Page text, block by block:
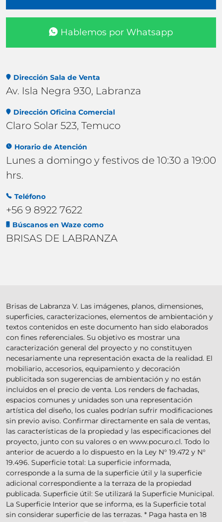
Dirección Sala de Venta
Av. Isla Negra 930, Labranza
Dirección Oficina Comercial
Claro Solar 523, Temuco
Horario de Atención
Lunes a domingo y festivos de 10:30 a 19:00
hrs.
Teléfono
+56 9 8922 7622
Búscanos en Waze como
BRISAS DE LABRANZA
Hablemos por Whatsapp
Brisas de Labranza V. Las imágenes, planos, dimensiones,
superficies, caracterizaciones, elementos de ambientación y
textos contenidos en este documento han sido elaborados
con fines referenciales. Su objetivo es mostrar una
caracterización general del proyecto y no constituyen
necesariamente una representación exacta de la realidad. El
mobiliario, accesorios, equipamiento y decoración
publicitada son sugerencias de ambientación y no están
incluidos en el precio de venta. Los renders de fachadas,
espacios comunes y unidades son una representación
artística del diseño, los cuales podrían sufrir modificaciones
sin previo aviso. Confirmar directamente en sala de ventas,
las características de la propiedad y las especificaciones del
proyecto, junto con su valores o en www.pocuro.cl. Todo lo
anterior de acuerdo a lo dispuesto en la Ley N° 19.472 y N°
19.496. Superficie total: La superficie informada,
corresponde a la suma de la superficie útil y la superficie
adicional correspondiente a la terraza de la propiedad
publicada. Superficie útil: Se utilizará la Superficie Municipal.
La Superficie Interior que se informa, es la Superficie total
sin considerar superficie de las terrazas. * Paga hasta en 18